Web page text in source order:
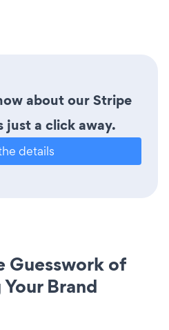
about our Stripe
just a click away.
details
Guesswork of
Brand